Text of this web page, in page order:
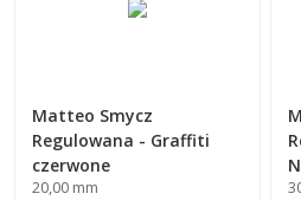
Matteo Smycz
Regulowana - Graffiti
czerwone
20,00 mm